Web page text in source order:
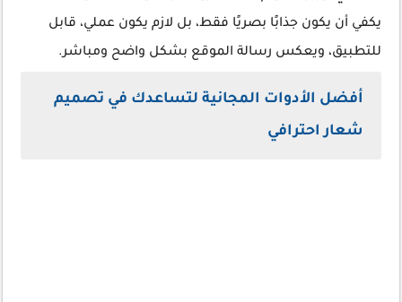
يكفي أن يكون جذابًا بصريًا فقط، بل لازم يكون عملي، قابل
للتطبيق، ويعكس رسالة الموقع بشكل واضح ومباشر.
أفضل الأدوات المجانية لتساعدك في تصميم
شعار احترافي